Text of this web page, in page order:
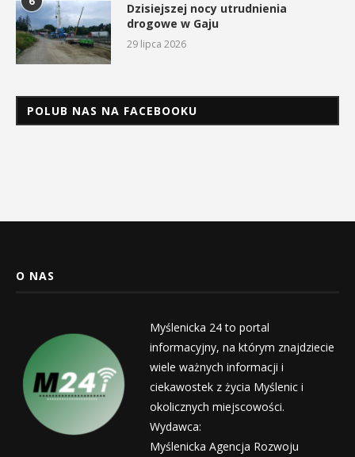
Dzisiejszej nocy utrudnienia
drogowe w Gaju
29 lipca 2026
POLUB NAS NA FACEBOOKU
O NAS
Myślenicka 24 to portal
informacyjny, na którym znajdziecie
wiele ważnych informacji i
ciekawostek z życia Myślenic i
okolicznych miejscowości.
Wydawca:
Myślenicka Agencja Rozwoju